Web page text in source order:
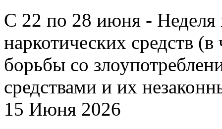
С 22 по 28 июня - Неделя
наркотических средств
борьбы со
средствами и их
15 Июня 2026